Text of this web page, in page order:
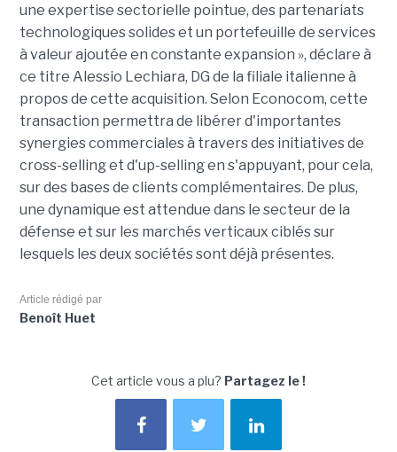
une expertise sectorielle pointue, des partenariats
technologiques solides et un portefeuille de services
à valeur ajoutée en constante expansion », déclare à
ce titre Alessio Lechiara, DG de la filiale italienne à
propos de cette acquisition. Selon Econocom, cette
transaction permettra de libérer d'importantes
synergies commerciales à travers des initiatives de
cross-selling et d'up-selling en s'appuyant, pour cela,
sur des bases de clients complémentaires. De plus,
une dynamique est attendue dans le secteur de la
défense et sur les marchés verticaux ciblés sur
lesquels les deux sociétés sont déjà présentes.
Article rédigé par
Benoît Huet
Cet article vous a plu? Partagez le !